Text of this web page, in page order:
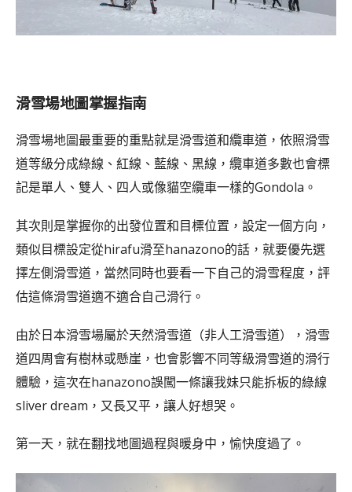
滑雪場地圖掌握指南
滑雪場地圖最重要的重點就是滑雪道和纜車道，依照滑雪
道等級分成綠線、紅線、藍線、黑線，纜車道多數也會標
記是單人、雙人、四人或像貓空纜車一樣的Gondola。
其次則是掌握你的出發位置和目標位置，設定一個方向，
類似目標設定從hirafu滑至hanazono的話，就要優先選
擇左側滑雪道，當然同時也要看一下自己的滑雪程度，評
估這條滑雪道適不適合自己滑行。
由於日本滑雪場屬於天然滑雪道（非人工滑雪道），滑雪
道四周會有樹林或懸崖，也會影響不同等級滑雪道的滑行
體驗，這次在hanazono誤闖一條讓我妹只能拆板的綠線
sliver dream，又長又平，讓人好想哭。
第一天，就在翻找地圖過程與暖身中，愉快度過了。